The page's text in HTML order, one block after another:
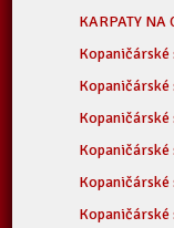
KARPATY NA
Kopaničárské
Kopaničárské